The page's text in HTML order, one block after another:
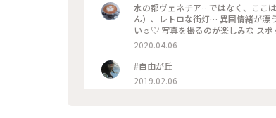
水の都ヴェネチア…ではなく、ここ
ん）、レトロな街灯… 異国情緒が漂
い☺️♡ 写真を撮るのが楽しみな スポ
気に入りの テニスショップがあり
どが 入っています。 #わたしの散歩
スポット #自由が丘 #わたしの街 #こ
2020.04.06
#自由が丘
2019.02.06